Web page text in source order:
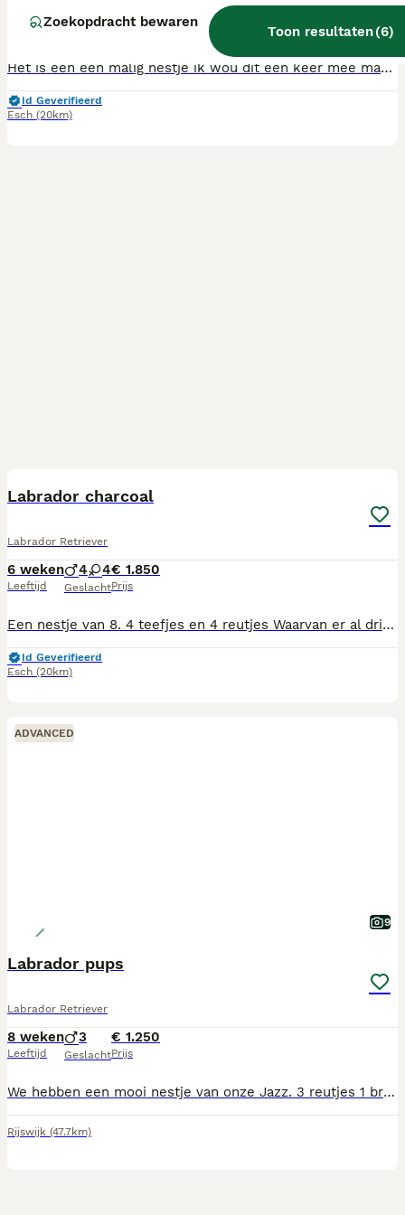
Zoekopdracht bewaren
Toon resultaten(6)
6 weken
Leeftijd Geslacht
€ 1.850
Prijs
Het is een een malig nestje ik wou dit een keer mee maken en het is super leuk druk maar heel leuk om ze opzien te groeien ieder heeft een eigen karakter heel leuk moeder is er supergoed en lief voor Ik hoop dat ze een super lief baasje krijgen en dat ze ern fijn leven krijgen We hebben nog ern hond meer en we houden er ook ern van de puppy's
Id Geverifieerd
Esch (20km)
Labrador charcoal
Labrador Retriever
6 weken
Leeftijd
4 4
Geslacht
€ 1.850
Prijs
Een nestje van 8. 4 teefjes en 4 reutjes Waarvan er al drie zijn verkocht We zoeken een goed huisje voor onze pups hebben ze verdient Ze zijn heel mooi van kleur eentje heeft er twee kleuren ook heel apart gemêleerd is een teefje ze zijn graag buiten ze zijn goed gekeurd door de dierenarts vandaag
Id Geverifieerd
Esch (20km)
ADVANCED
9
Labrador pups
Labrador Retriever
8 weken
Leeftijd
3
Geslacht
€ 1.250
Prijs
We hebben een mooi nestje van onze Jazz. 3 reutjes 1 bruin 2 zwart. Zowel vader als moeder zijn bij ons. Ouders zijn gekeurd op heupen en ellebogen Ze groeien op in huiselijke kring .
Rijswijk (47.7km)